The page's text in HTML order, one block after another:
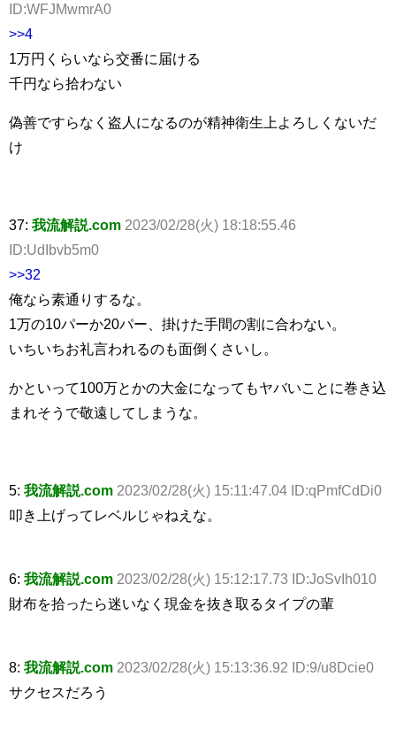
ID:WFJMwmrA0
>>4
1万円くらいなら交番に届ける
千円なら拾わない
偽善ですらなく盗人になるのが精神衛生上よろしくないだ
け
37: 我流解説.com 2023/02/28(火) 18:18:55.46
ID:UdIbvb5m0
>>32
俺なら素通りするな。
1万の10パーか20パー、掛けた手間の割に合わない。
いちいちお礼言われるのも面倒くさいし。
かといって100万とかの大金になってもヤバいことに巻き込
まれそうで敬遠してしまうな。
5: 我流解説.com 2023/02/28(火) 15:11:47.04 ID:qPmfCdDi0
叩き上げってレベルじゃねえな。
6: 我流解説.com 2023/02/28(火) 15:12:17.73 ID:JoSvIh010
財布を拾ったら迷いなく現金を抜き取るタイプの輩
8: 我流解説.com 2023/02/28(火) 15:13:36.92 ID:9/u8Dcie0
サクセスだろう